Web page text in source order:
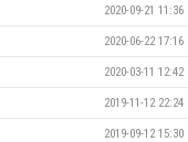
2020-09-21 11:36
2020-06-22 17:16
2020-03-11 12:42
2019-11-12 22:24
2019-09-12 15:30